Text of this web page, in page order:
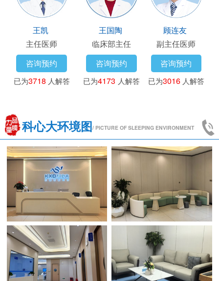
王凯
主任医师
咨询预约
已为3718 人解答
王国陶
临床部主任
咨询预约
已为4173 人解答
顾连友
副主任医师
咨询预约
已为3016 人解答
科心大环境图/ PICTURE OF SLEEPING ENVIRONMENT